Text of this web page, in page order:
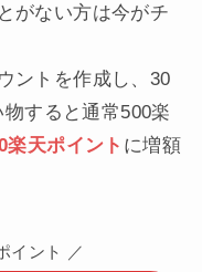
がない方は今がチ
ントを作成し、30
すると通常500楽
楽天ポイント に増額
イント ／